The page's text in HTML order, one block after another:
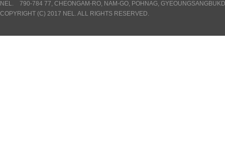
NEL. 790-784 77, CHEONGAM-RO, NAM-GO, POHNAG,
COPYRIGHT (C) 2017 NEL. ALL RIGHTS RESERVED.